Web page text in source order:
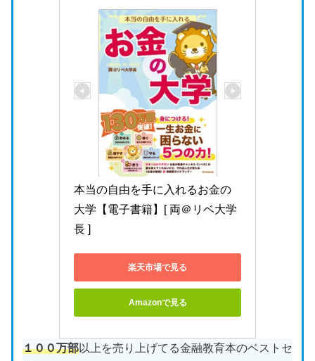
本当の自由を手に入れるお金の
大学【電子書籍】[ 両＠リベ大学
長 ]
楽天市場で見る
Amazonで見る
１００万部以上を売り上げてる金融教育本のベストセ